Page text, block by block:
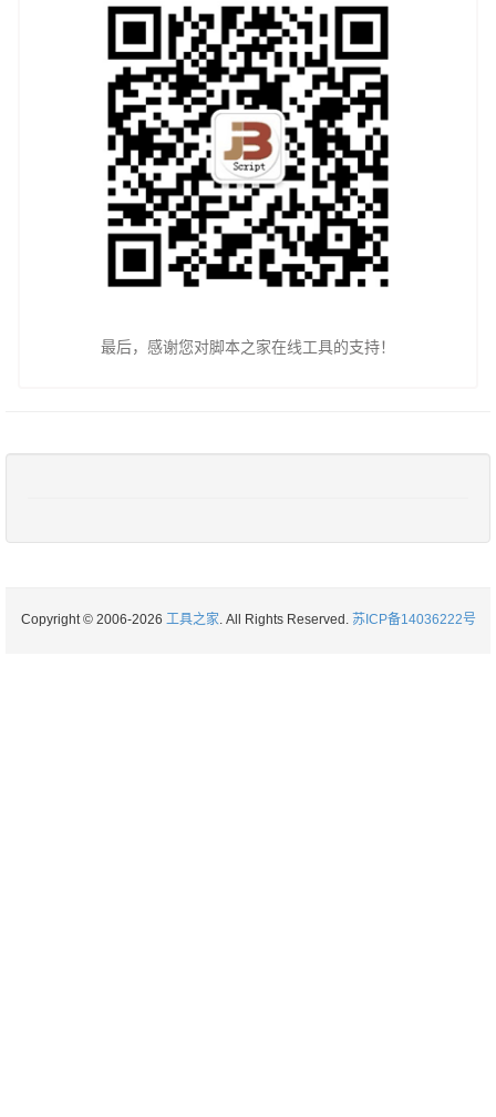
最后，感谢您对脚本之家在线工具的支持！
Copyright © 2006-2026 工具之家. All Rights Reserved. 苏ICP备14036222号